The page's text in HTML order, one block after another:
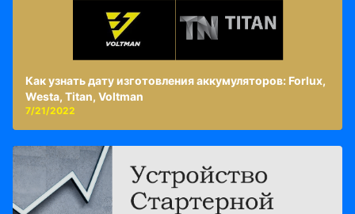
Как узнать дату изготовления аккумуляторов: Forlux,
Westa, Titan, Voltman
7/21/2022